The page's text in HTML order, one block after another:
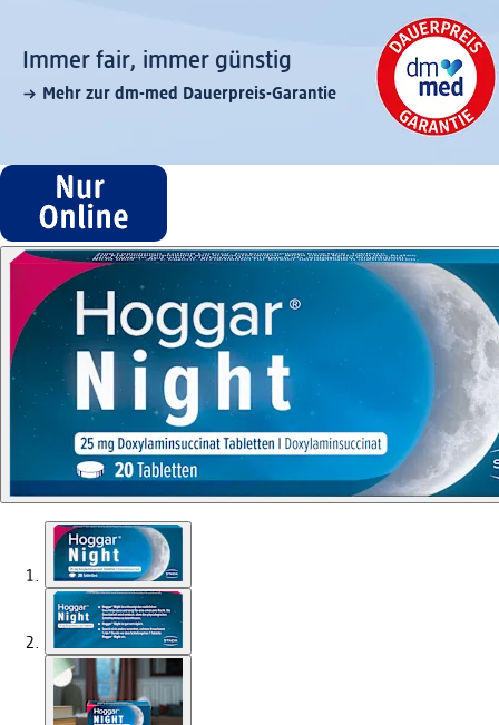
Immer fair,­ immer günstig
Mehr zur dm-med Dauerpreis-Garantie